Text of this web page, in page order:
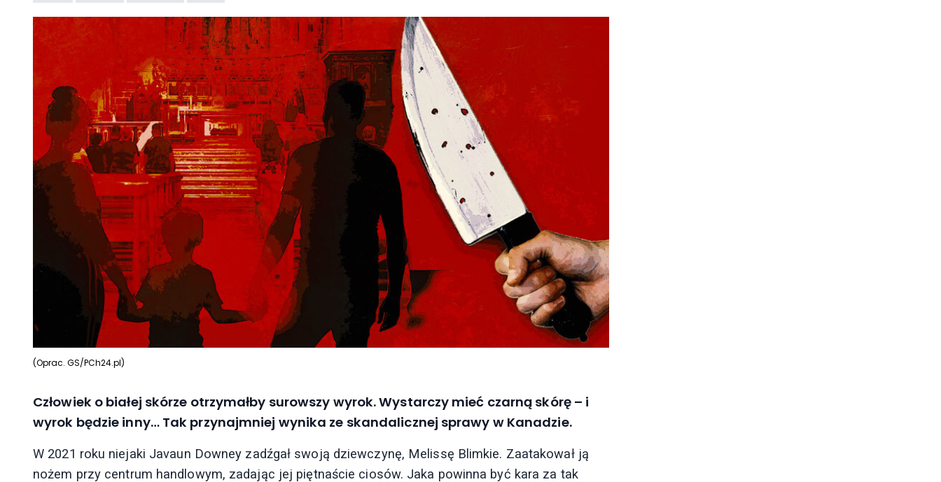
(Oprac. GS/PCh24.pl)
Człowiek o białej skórze otrzymałby surowszy wyrok. Wystarczy mieć czarną skórę – i
wyrok będzie inny… Tak przynajmniej wynika ze skandalicznej sprawy w Kanadzie.
W 2021 roku niejaki Javaun Downey zadźgał swoją dziewczynę, Melissę Blimkie. Zaatakował ją
nożem przy centrum handlowym, zadając jej piętnaście ciosów. Jaka powinna być kara za tak